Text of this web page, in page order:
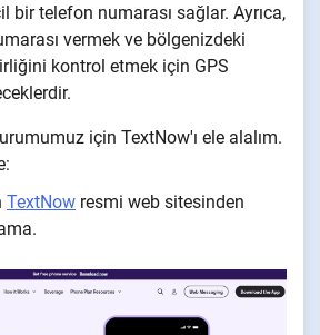
bir telefon numarası sağlar. Ayrıca,
vermek ve bölgenizdeki
kontrol etmek için GPS
için TextNow'ı ele alalım.
TextNow resmi web sitesinden